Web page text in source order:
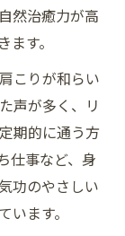
然治癒力が高
す。
こりが和らい
声が多く、リ
期的に通う方
仕事など、身
功のやさしい
ます。